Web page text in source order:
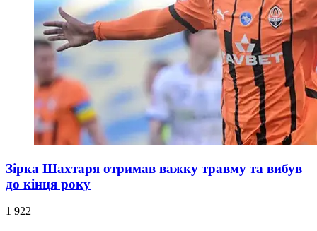
Зірка Шахтаря отримав важку травму та вибув
до кінця року
1 922